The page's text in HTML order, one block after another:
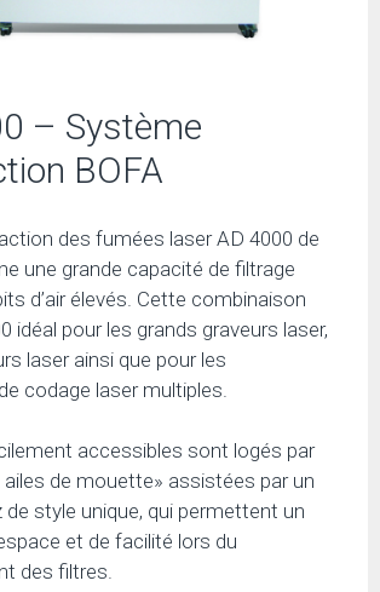
– Système
BOFA
des fumées laser AD 4000 de
une grande capacité de filtrage
d’air élevés. Cette combinaison
idéal pour les grands graveurs laser,
laser ainsi que pour les
codage laser multiples.
accessibles sont logés par
ailes de mouette» assistées par un
de style unique, qui permettent un
et de facilité lors du
des filtres.